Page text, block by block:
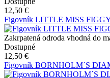
12,50 €
Figovník LITTLE MISS
Zakrpatená odroda vhodná do
Dostupné
12,50 €
Figovník BORNHOLM´S